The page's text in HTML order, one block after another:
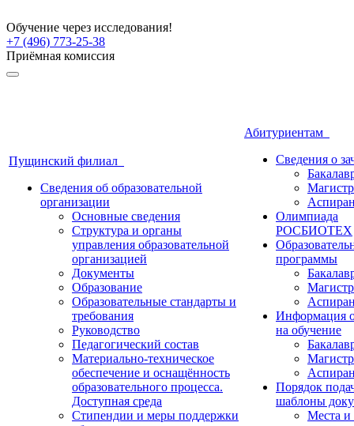
Обучение через исследования!
+7 (496) 773-25-38
Приёмная комиссия
Пущинский филиал
Сведения об образовательной
организации
Основные сведения
Структура и органы
управления образовательной
организацией
Документы
Образование
Образовательные стандарты и
требования
Руководство
Педагогический состав
Материально-техническое
обеспечение и оснащённость
образовательного процесса.
Доступная среда
Стипендии и меры поддержки
Абитуриентам
Сведения о
Олимпиада
РОСБИОТЕХ
программы
Информация
на обучение
Порядок
шаблоны
Места и